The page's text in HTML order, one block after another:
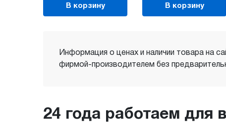
В корзину В корзину
Информация о ценах и наличии товара на
фирмой-производителем без
24 года работаем для